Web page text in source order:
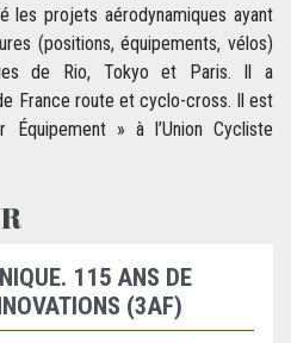
les projets aérodynamiques ayant
(positions, équipements, vélos)
de Rio, Tokyo et Paris. Il a
France route et cyclo-cross. Il est
Équipement » à l’Union Cycliste
115 ANS DE
(3AF)